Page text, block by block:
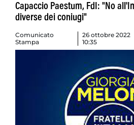
Capaccio Paestum, FdI: "No
diverse dei coniugi"
Comunicato
Stampa
26 ottobre 2022
10:35